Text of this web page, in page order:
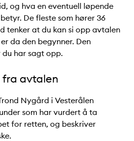
og hva en eventuell løpende
De fleste som hører 36
tenker at du kan si opp avtalen
da den begynner. Den
har sagt opp.
fra avtalen
Nygård i Vesterålen
som har vurdert å ta
for retten, og beskriver